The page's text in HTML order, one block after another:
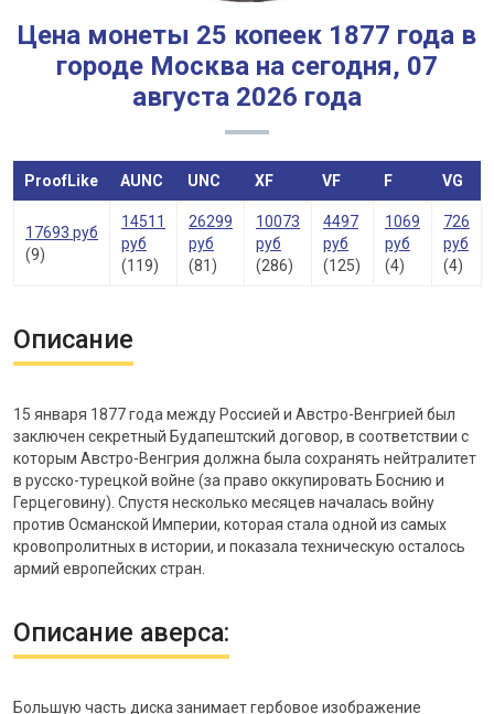
Цена монеты 25 копеек 1877 года в
городе Москва на сегодня, 07
августа 2026 года
ProofLike AUNC UNC XF VF F VG
17693 руб
(9)
14511
руб
(119)
26299
руб
(81)
10073
руб
(286)
4497
руб
(125)
1069
руб
(4)
726
руб
(4)
Описание
15 января 1877 года между Россией и Австро-Венгрией был
заключен секретный Будапештский договор, в соответствии с
которым Австро-Венгрия должна была сохранять нейтралитет
в русско-турецкой войне (за право оккупировать Боснию и
Герцеговину). Спустя несколько месяцев началась войну
против Османской Империи, которая стала одной из самых
кровопролитных в истории, и показала техническую осталось
армий европейских стран.
Описание аверса:
Большую часть диска занимает гербовое изображение